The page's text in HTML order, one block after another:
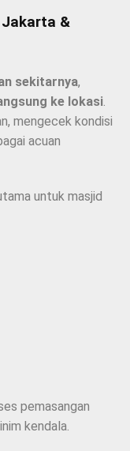
Jakarta &
sekitarnya,
ke lokasi.
mengecek kondisi
acuan
untuk masjid
pemasangan
kendala.